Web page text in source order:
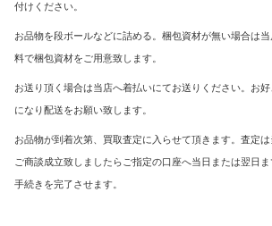
付けください。
お品物を段ボールなどに詰める。梱包資材が無い場合は
料で梱包資材をご用意致します。
お送り頂く場合は当店へ着払いにてお送りください。お
になり配送をお願い致します。
お品物が到着次第、買取査定に入らせて頂きます。査定
ご商談成立致しましたらご指定の口座へ当日または翌日
手続きを完了させます。